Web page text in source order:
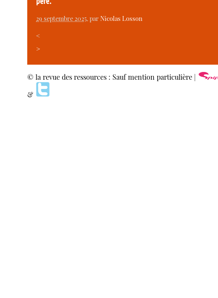
29 septembre 2025, parNicolas Losson
<
>
© la revue des ressources : Sauf mention particulière |
&